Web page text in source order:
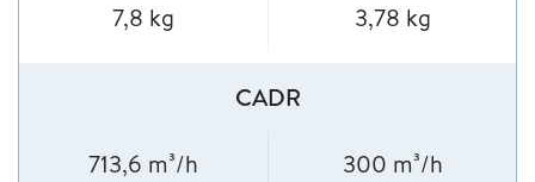
7,8 kg 3,78 kg
CADR
713,6 m³/h 300 m³/h